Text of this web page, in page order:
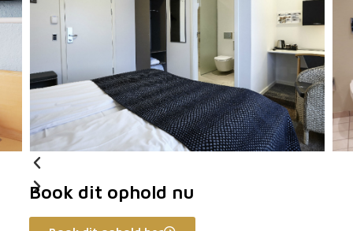
Book dit ophold nu